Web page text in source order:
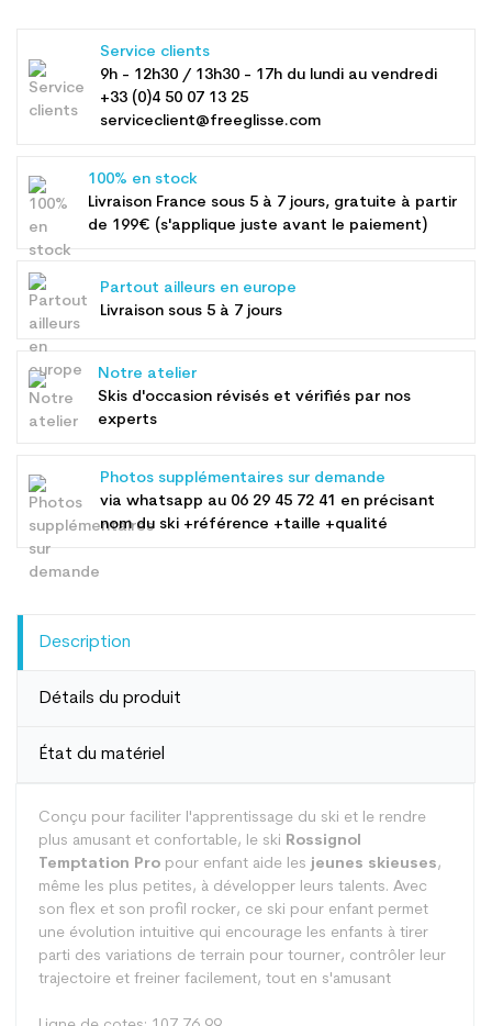
Service clients
9h - 12h30 / 13h30 - 17h du lundi au vendredi
+33 (0)4 50 07 13 25
serviceclient@freeglisse.com
100% en stock
Livraison France sous 5 à 7 jours, gratuite à partir
de 199€ (s'applique juste avant le paiement)
Partout ailleurs en europe
Livraison sous 5 à 7 jours
Notre atelier
Skis d'occasion révisés et vérifiés par nos
experts
Photos supplémentaires sur demande
via whatsapp au 06 29 45 72 41 en précisant
nom du ski +référence +taille +qualité
Description
Détails du produit
État du matériel
Conçu pour faciliter l'apprentissage du ski et le rendre
plus amusant et confortable, le ski Rossignol
Temptation Pro pour enfant aide les jeunes skieuses,
même les plus petites, à développer leurs talents. Avec
son flex et son profil rocker, ce ski pour enfant permet
une évolution intuitive qui encourage les enfants à tirer
parti des variations de terrain pour tourner, contrôler leur
trajectoire et freiner facilement, tout en s'amusant